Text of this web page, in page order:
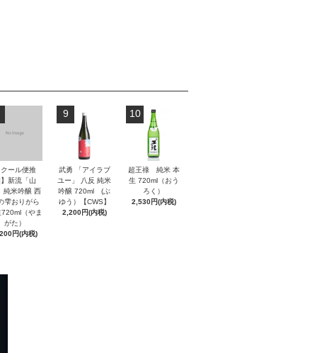
クール便推
新流「山
純米吟醸 西
雫おりがら
（やま
がた）
円(内税)
9
武勇 「アイラブ
ユー」 八反 純米
吟醸 720ml (ぶ
ゆう）【CWS】
2,200円(内税)
10
超王祿 純米 本
生 720ml（おう
ろく）
2,530円(内税)